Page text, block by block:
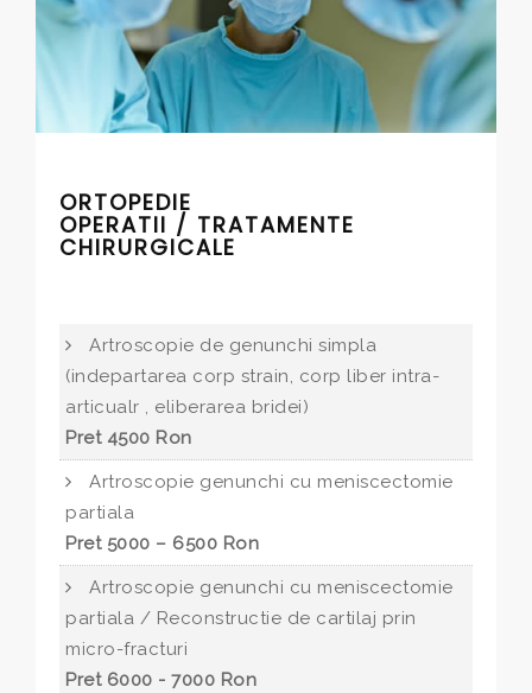
ORTOPEDIE
OPERATII / TRATAMENTE
CHIRURGICALE
Artroscopie de genunchi simpla
(indepartarea corp strain, corp liber intra-
articualr , eliberarea bridei)
Pret 4500 Ron
Artroscopie genunchi cu meniscectomie
partiala
Pret 5000 – 6500 Ron
Artroscopie genunchi cu meniscectomie
partiala / Reconstructie de cartilaj prin
micro-fracturi
Pret 6000 - 7000 Ron